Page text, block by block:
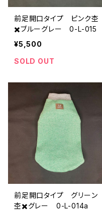
前足開口タイプ ピンク杢
✖️ブルーグレー 0-L-015
¥5,500
SOLD OUT
前足開口タイプ グリーン
杢✖️グレー 0-L-014a